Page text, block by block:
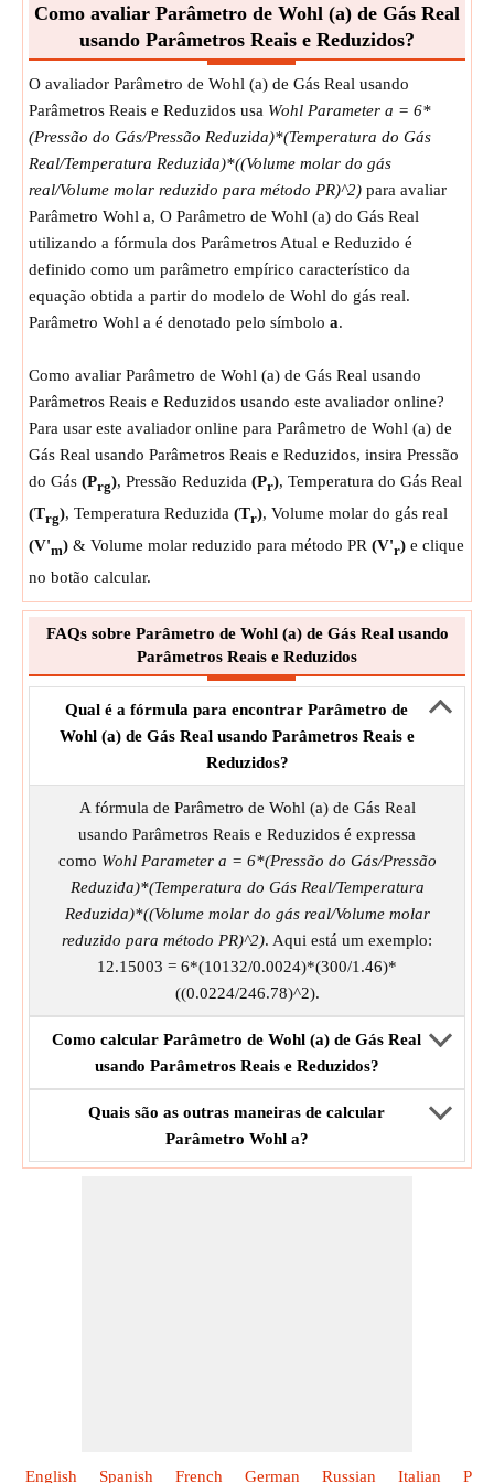
Medição:NA
Unidade:Unitless
O valor pode ser positivo ou negativo.
Como avaliar Parâmetro de Wohl (a) de Gás Real
usando Parâmetros Reais e Reduzidos?
O avaliador Parâmetro de Wohl (a) de Gás Real usando
Parâmetros Reais e Reduzidos usa Wohl Parameter a = 6*
(Pressão do Gás/Pressão Reduzida)*(Temperatura do Gás
Real/Temperatura Reduzida)*((Volume molar do gás
real/Volume molar reduzido para método PR)^2) para avaliar
Parâmetro Wohl a, O Parâmetro de Wohl (a) do Gás Real
utilizando a fórmula dos Parâmetros Atual e Reduzido é
definido como um parâmetro empírico característico da
equação obtida a partir do modelo de Wohl do gás real.
Parâmetro Wohl a é denotado pelo símbolo a.
Como avaliar Parâmetro de Wohl (a) de Gás Real usando
Parâmetros Reais e Reduzidos usando este avaliador online?
Para usar este avaliador online para Parâmetro de Wohl (a) de
Gás Real usando Parâmetros Reais e Reduzidos, insira Pressão
do Gás (Prg), Pressão Reduzida (Pr), Temperatura do Gás Real
(Trg), Temperatura Reduzida (Tr), Volume molar do gás real
(V'm) & Volume molar reduzido para método PR (V'r) e clique
no botão calcular.
FAQs sobre Parâmetro de Wohl (a) de Gás Real usando
Parâmetros Reais e Reduzidos
Qual é a fórmula para encontrar Parâmetro de
Wohl (a) de Gás Real usando Parâmetros Reais e
Reduzidos?
A fórmula de Parâmetro de Wohl (a) de Gás Real
usando Parâmetros Reais e Reduzidos é expressa
como Wohl Parameter a = 6*(Pressão do Gás/Pressão
Reduzida)*(Temperatura do Gás Real/Temperatura
Reduzida)*((Volume molar do gás real/Volume molar
reduzido para método PR)^2). Aqui está um exemplo:
12.15003 = 6*(10132/0.0024)*(300/1.46)*
((0.0224/246.78)^2).
Como calcular Parâmetro de Wohl (a) de Gás Real
usando Parâmetros Reais e Reduzidos?
Quais são as outras maneiras de calcular
Parâmetro Wohl a?
English Spanish French German Russian Italian